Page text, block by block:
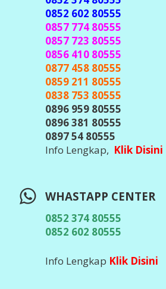
TELEGRAM CENTER
@javacenter_bot
(Id Telegram Sesuai
Teliti Banyak Hacker
Pernah Kirim Kode OTP /
Password ke Siapapun)
DOWNLOAD APLIKASI